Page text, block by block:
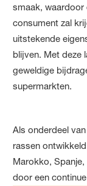
smaak, waardoor
consument zal
uitstekende
blijven. Met deze
geweldige
supermarkten.
Als onderdeel
rassen
Marokko,
door een